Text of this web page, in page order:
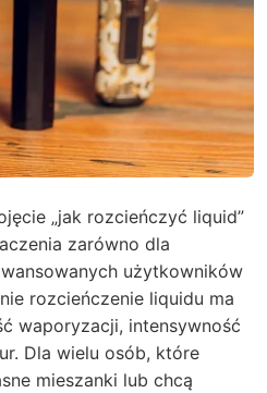
„jak rozcieńczyć liquid”
zarówno dla
użytkowników
rozcieńczenie liquidu ma
waporyzacji, intensywność
Dla wielu osób, które
mieszanki lub chcą